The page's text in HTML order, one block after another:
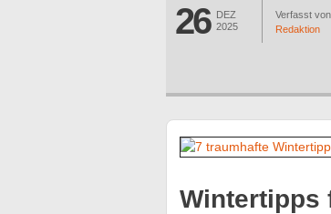
26
DEZ
2025
Verfasst von
Redaktion
Wintertipps